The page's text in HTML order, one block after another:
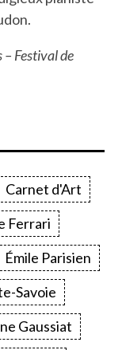
Festival de
Carnet d'Art
Ferrari
Émile Parisien
Savoie
Gaussiat